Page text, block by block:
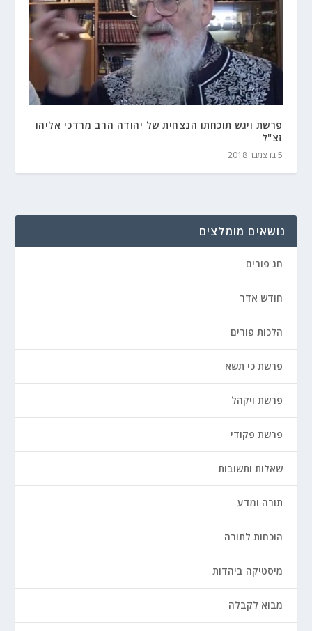
פרשת ויגש תוכחתו הנצחית של יהודה הרב מרדכי אליהו
זצ"ל
5 בדצמבר 2018
נושאים מומלצים
חג פורים
חודש אדר
הלכות פורים
פרשת כי תשא
פרשת ויקהל
פרשת פקודי
שאלות ותשובות
תורה ומדע
הוכחות לתורה
מיסטיקה ביהדות
מבוא לקבלה